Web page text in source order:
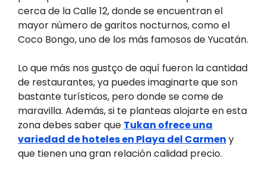
cerca de la Calle 12, donde se encuentran el
mayor número de garitos nocturnos, como el
Coco Bongo, uno de los más famosos de Yucatán.
Lo que más nos gustço de aquí fueron la cantidad
de restaurantes, ya puedes imaginarte que son
bastante turísticos, pero donde se come de
maravilla. Además, si te planteas alojarte en esta
zona debes saber que Tukan ofrece una
variedad de hoteles en Playa del Carmen y
que tienen una gran relación calidad precio.